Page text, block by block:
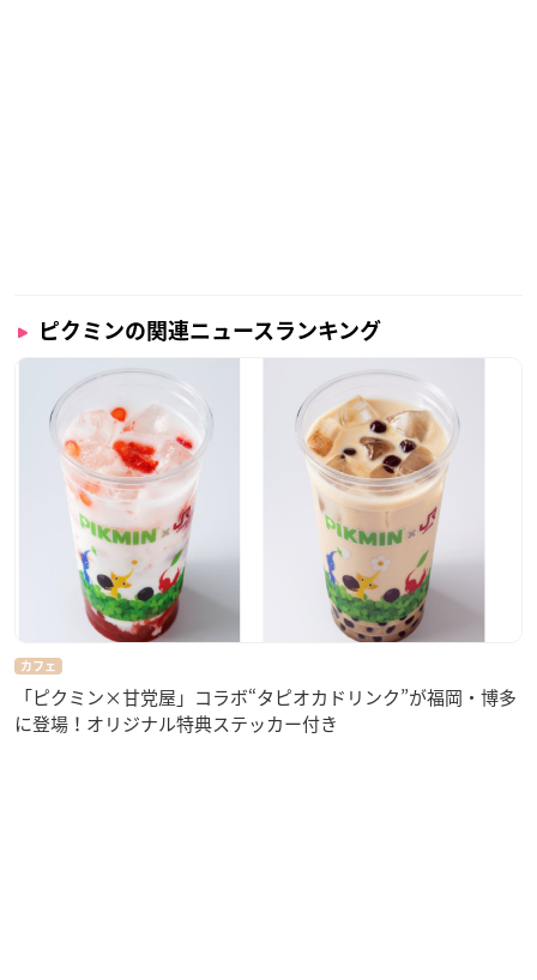
ピクミンの関連ニュースランキング
カフェ
「ピクミン×甘党屋」コラボ“タピオカドリンク”が福岡・博多
に登場！オリジナル特典ステッカー付き